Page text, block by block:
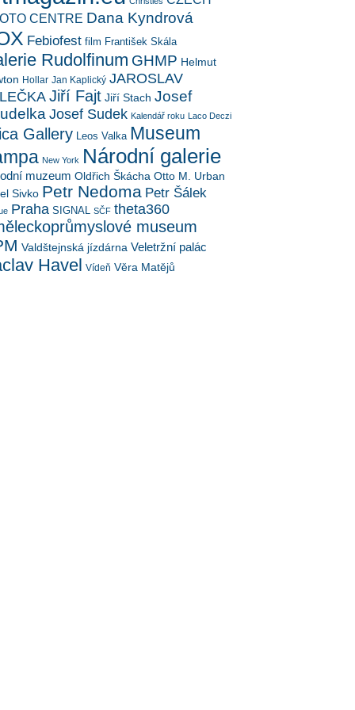
CENTRE Dana Kyndrová
Febiofest film František Skála
Rudolfinum GHMP Helmut
Hollar Jan Kaplický JAROSLAV
Jiří Fajt Jiří Stach Josef
Josef Sudek Kalendář roku Laco Deczi
Gallery Leos Valka Museum
New York Národní galerie
muzeum Oldřich Škácha Otto M. Urban
Sivko Petr Nedoma Petr Šálek
Praha SIGNAL SČF theta360
museum
Valdštejnská jízdárna Veletržní palác
Havel Vídeň Věra Matějů